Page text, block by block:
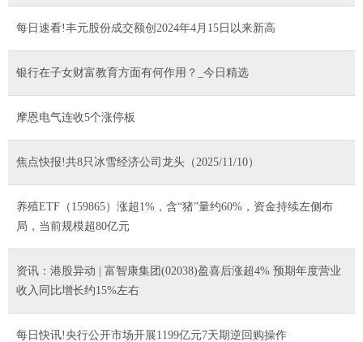
每日速看!丰元股份成交额创2024年4月15日以来新高
银行在子女财富教育方面有何作用？_今日精选
摩恩电气连收5个涨停板
焦点快报!共8只冰雪经济公司龙头（2025/11/10）
养殖ETF（159865）涨超1%，含“猪”量约60%，资金持续左侧布
局，当前规模超80亿元
资讯：港股异动 | 富智康集团(02038)盈喜后涨超4% 预期年度营业
收入同比增长约15%左右
每日快讯!央行公开市场开展1199亿元7天期逆回购操作